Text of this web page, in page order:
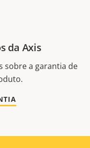
da Axis
sobre a garantia de